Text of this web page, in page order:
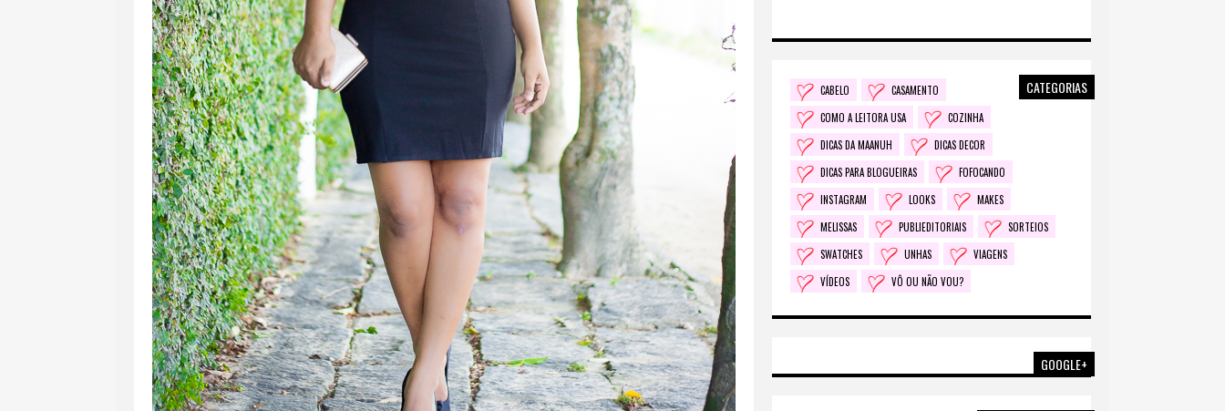
CATEGORIAS
CABELO
CASAMENTO
COMO A LEITORA USA
COZINHA
DICAS DA MAANUH
DICAS DECOR
DICAS PARA BLOGUEIRAS
FOFOCANDO
INSTAGRAM
LOOKS
MAKES
MELISSAS
PUBLIEDITORIAIS
SORTEIOS
SWATCHES
UNHAS
VIAGENS
VÍDEOS
VÔ OU NÃO VOU?
GOOGLE+